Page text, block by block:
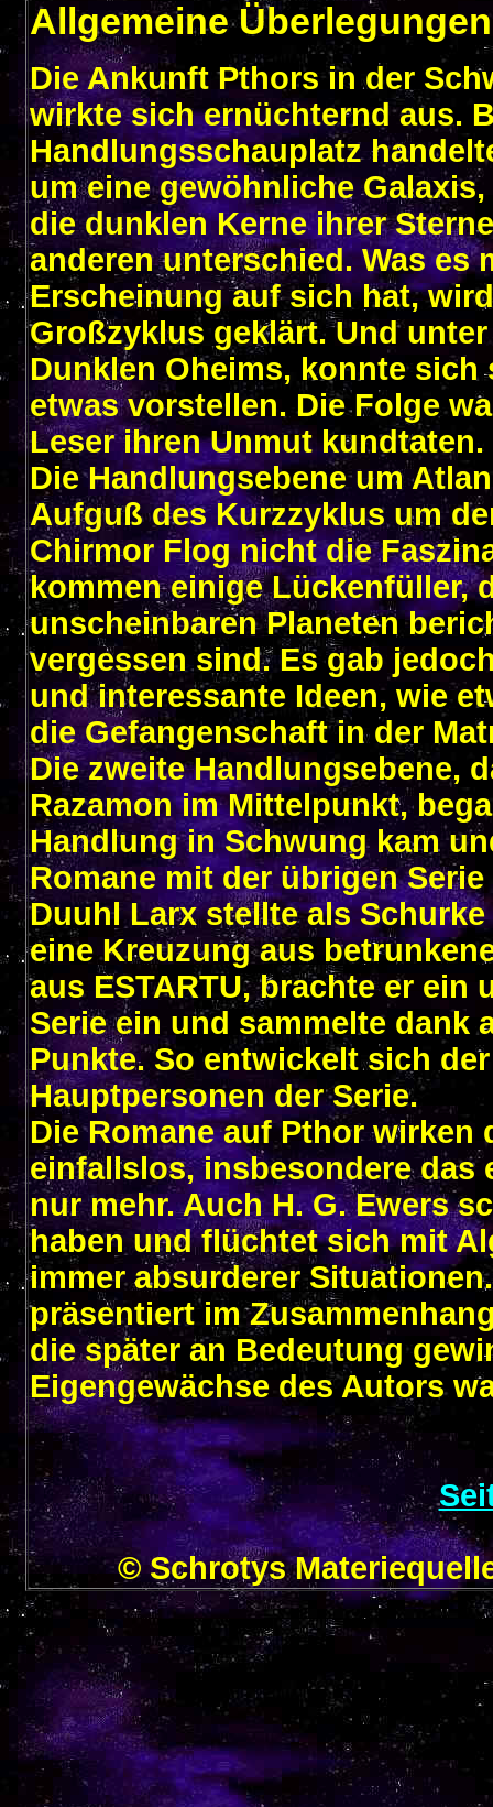
Allgemeine
Die Ankunft Pthors in der
wirkte sich ernüchternd aus.
Handlungsschauplatz
um eine gewöhnliche
die dunklen Kerne ihrer
anderen unterschied. Was es
Erscheinung auf sich hat,
Großzyklus geklärt. Und
Dunklen Oheims, konnte sich
etwas vorstellen. Die Folge
Leser ihren Unmut kundtaten.
Die Handlungsebene um
Aufguß des Kurzzyklus um
Chirmor Flog nicht die
kommen einige Lückenfüller,
unscheinbaren Planeten
vergessen sind. Es gab
und interessante Ideen, wie
die Gefangenschaft in der
Die zweite Handlungsebene,
Razamon im Mittelpunkt,
Handlung in Schwung kam
Romane mit der übrigen
Duuhl Larx stellte als
eine Kreuzung aus
aus ESTARTU, brachte er ein
Serie ein und sammelte dank
Punkte. So entwickelt sich
Hauptpersonen der Serie.
Die Romane auf Pthor wirken
einfallslos, insbesondere das
nur mehr. Auch H. G. Ewers
haben und flüchtet sich mit
immer absurderer
präsentiert im
die später an Bedeutung
Eigengewächse des Autors
© Schrotys